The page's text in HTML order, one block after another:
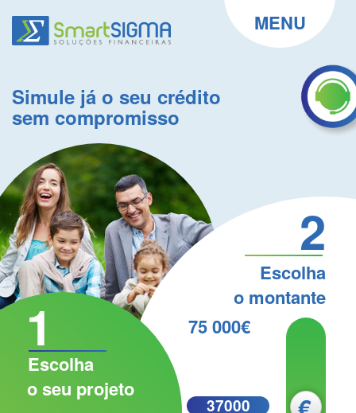
MENU
Simule já o seu crédito
sem compromisso
2
Escolha
o montante
75 000€
1
Escolha
o seu projeto